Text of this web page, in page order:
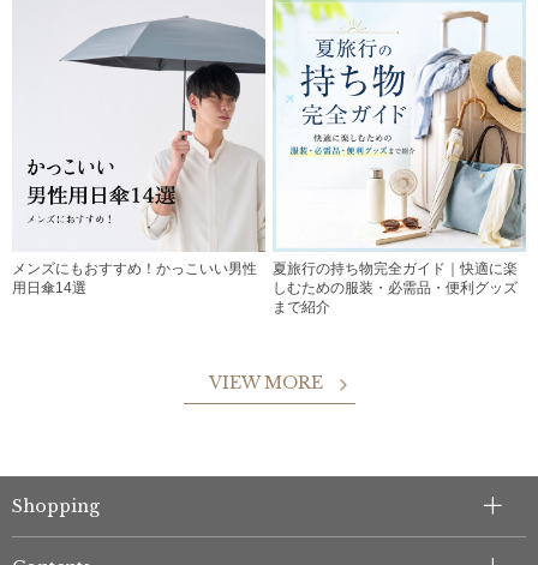
メンズにもおすすめ！かっこいい男性
用日傘14選
夏旅行の持ち物完全ガイド｜快適に楽
しむための服装・必需品・便利グッズ
まで紹介
VIEW MORE
Shopping